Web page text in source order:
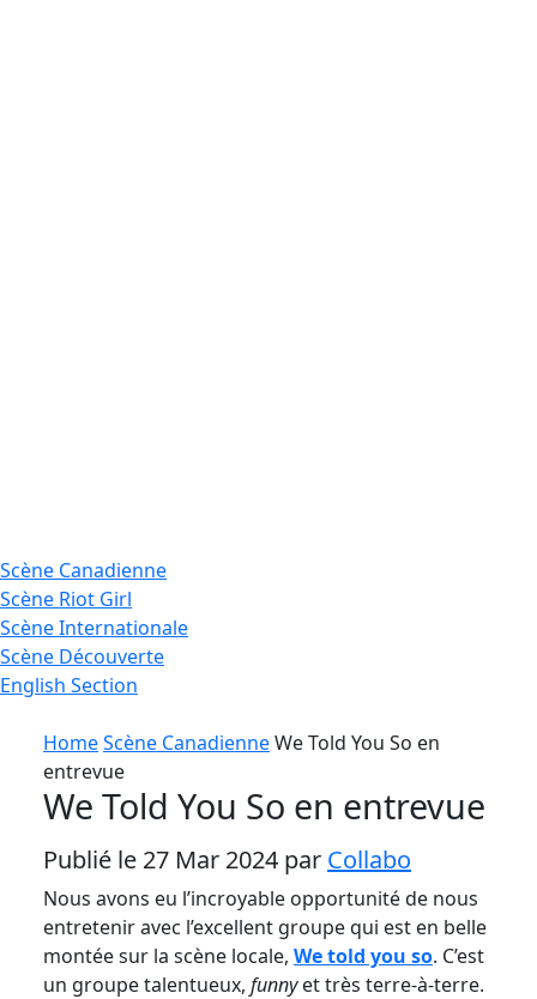
Scène Canadienne
Scène Riot Girl
ScèneInternationale
Scène Découverte
English Section
HomeScène CanadienneWe Told You So en
entrevue
We Told You So en entrevue
Publié le 27 Mar 2024 par Collabo
Nous avons eu l’incroyable opportunité de nous
entretenir avec l’excellent groupe qui est en belle
montée sur la scène locale, We told you so. C’est
un groupe talentueux, funnyet très terre-à-terre.